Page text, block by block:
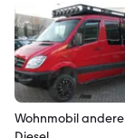
Wohnmobil andere